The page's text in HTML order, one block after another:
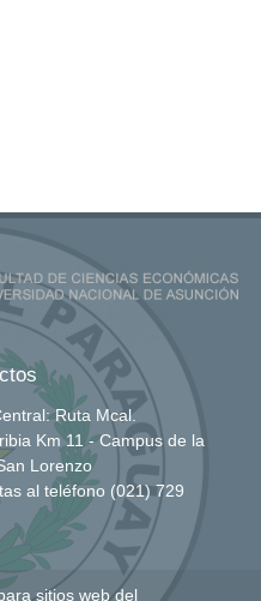
Ruta Mcal.
Km 11 - Campus de la
Lorenzo
al teléfono (021) 729
sitios web del